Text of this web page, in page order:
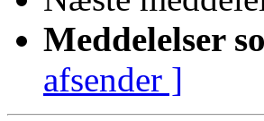
Meddelelser
afsender ]